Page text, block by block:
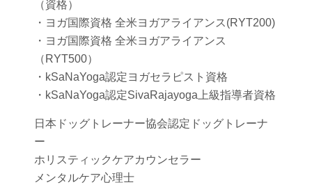
（資格）
・ヨガ国際資格 全米ヨガアライアンス(RYT200)
・ヨガ国際資格 全米ヨガアライアンス
（RYT500）
・kSaNaYoga認定ヨガセラピスト資格
・kSaNaYoga認定SivaRajayoga上級指導者資格
日本ドッグトレーナー協会認定ドッグトレーナ
ー
ホリスティックケアカウンセラー
メンタルケア心理士